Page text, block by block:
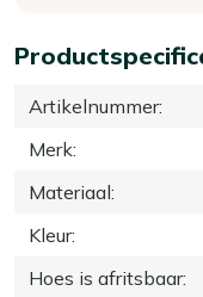
Artikelnummer:
Merk:
Materiaal:
Kleur:
Hoes is afritsbaar: